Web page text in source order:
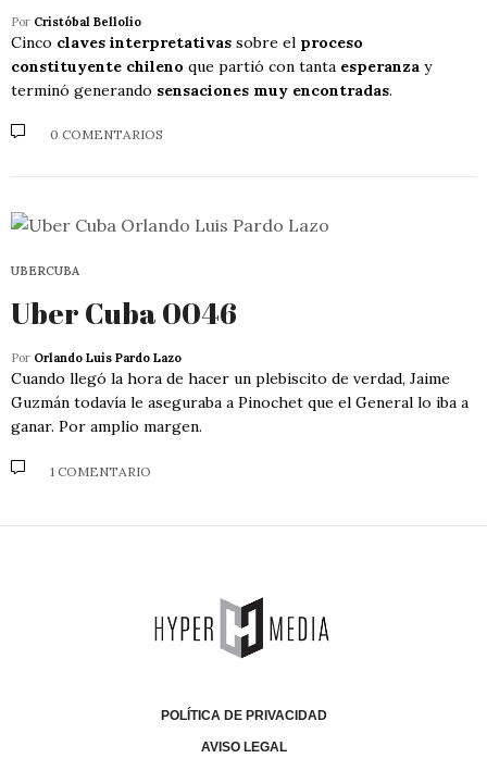
Por Cristóbal Bellolio
Cinco claves interpretativas sobre el proceso
constituyente chileno que partió con tanta esperanza y
terminó generando sensaciones muy encontradas.
0 COMENTARIOS
UBERCUBA
Uber Cuba 0046
Por Orlando Luis Pardo Lazo
Cuando llegó la hora de hacer un plebiscito de verdad, Jaime
Guzmán todavía le aseguraba a Pinochet que el General lo iba a
ganar. Por amplio margen.
1 COMENTARIO
POLÍTICA DE PRIVACIDAD
AVISO LEGAL